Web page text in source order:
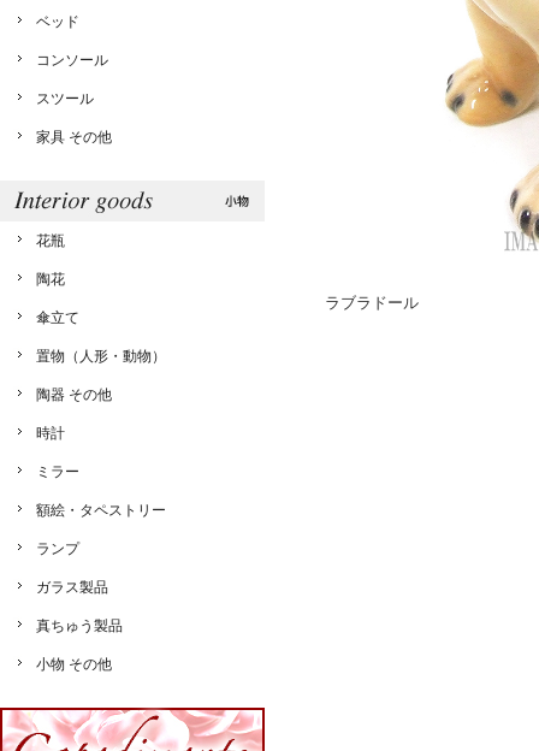
ラブラドール
ベッド
コンソール
スツール
家具 その他
花瓶
陶花
傘立て
置物（人形・動物）
陶器 その他
時計
ミラー
額絵・タペストリー
ランプ
ガラス製品
真ちゅう製品
小物 その他